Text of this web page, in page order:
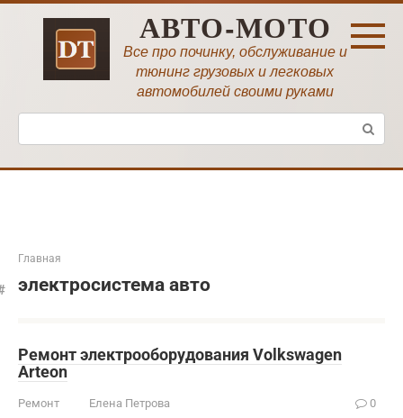
Перейти
АВТО-МОТО
Все про починку, обслуживание и
тюнинг грузовых и легковых
автомобилей своими руками
Поиск:
Главная
электросистема авто
Ремонт электрооборудования Volkswagen
Arteon
Ремонт Елена Петрова 0